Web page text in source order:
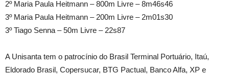
2º Maria Paula Heitmann – 800m Livre – 8m46s46
3º Maria Paula Heitmann – 200m Livre – 2m01s30
3º Tiago Senna – 50m Livre – 22s87
A Unisanta tem o patrocínio do Brasil Terminal Portuário, Itaú,
Eldorado Brasil, Copersucar, BTG Pactual, Banco Alfa, XP e